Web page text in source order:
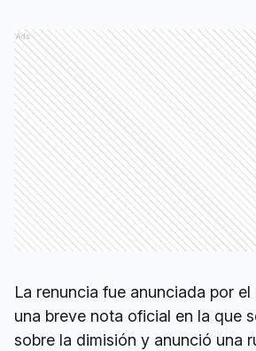
Ads
La renuncia fue anunciada por
una breve nota oficial en la que
sobre la dimisión y anunció una